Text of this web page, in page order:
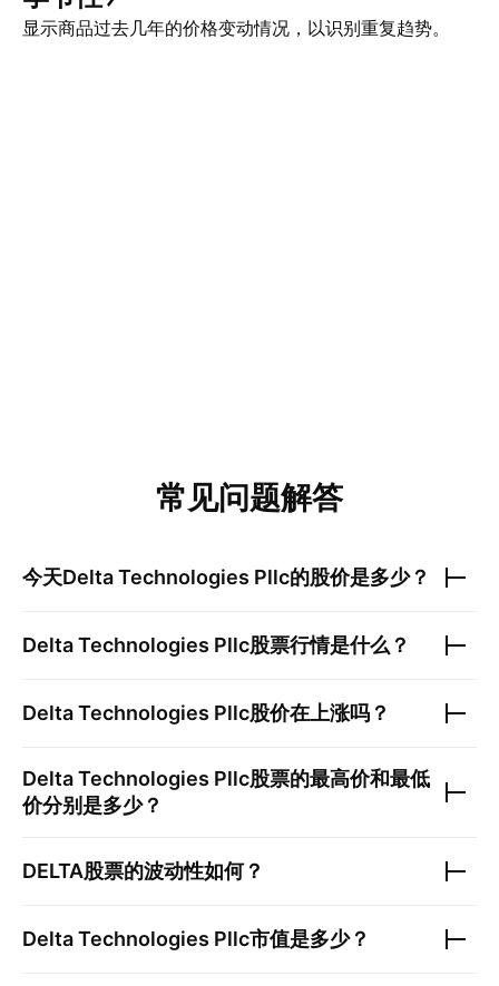
显示商品过去几年的价格变动情况，以识别重复趋势。
常见问题解答
今天Delta Technologies Pllc的股价是多少？
Delta Technologies Pllc股票行情是什么？
Delta Technologies Pllc股价在上涨吗？
Delta Technologies Pllc股票的最高价和最低
价分别是多少？
DELTA股票的波动性如何？
Delta Technologies Pllc市值是多少？